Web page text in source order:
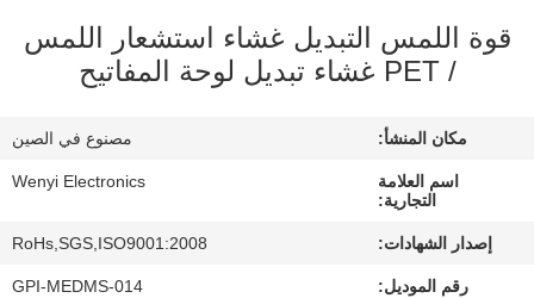
في
المعمل
مراقبة
الجودة
قوة اللمس التبديل غشاء استشعار اللمس
/ PET غشاء تبديل لوحة المفاتيح
مكان المنشأ: مصنوع في الصين
اسم العلامة
التجارية:
Wenyi Electronics
إصدار الشهادات: RoHs,SGS,ISO9001:2008
رقم الموديل: GPI-MEDMS-014